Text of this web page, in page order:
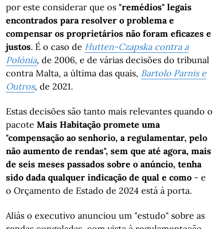
por este considerar que os "remédios" legais
encontrados para resolver o problema e
compensar os proprietários não foram eficazes e
justos. É o caso de Hutten-Czapska contra a
Polónia, de 2006, e de várias decisões do tribunal
contra Malta, a última das quais, Bartolo Parnis e
Outros, de 2021.
Estas decisões são tanto mais relevantes quando o
pacote Mais Habitação promete uma
"compensação ao senhorio, a regulamentar, pelo
não aumento de rendas", sem que até agora, mais
de seis meses passados sobre o anúncio, tenha
sido dada qualquer indicação de qual e como - e
o Orçamento de Estado de 2024 está à porta.
Aliás o executivo anunciou um "estudo" sobre as